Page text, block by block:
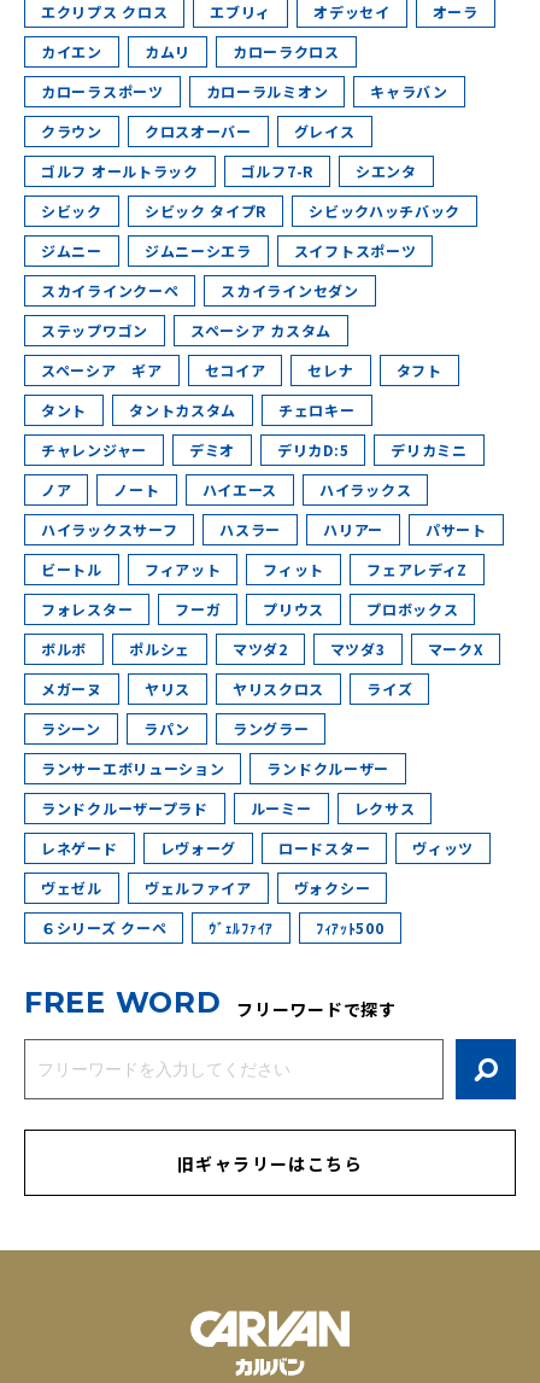
エクリプス クロス
エブリィ オデッセイ
オーラ
カイエン
カムリ
カローラクロス
カローラスポーツ
カローラルミオン
キャラバン
クラウン
クロスオーバー
グレイス
ゴルフ オールトラック
ゴルフ7-R
シエンタ
シビック
シビック タイプR
シビックハッチバック
ジムニー
ジムニーシエラ
スイフトスポーツ
スカイラインクーペ
スカイラインセダン
ステップワゴン
スペーシア カスタム
スペーシア ギア
セコイア セレナ
タフト
タント
タントカスタム
チェロキー
チャレンジャー
デミオ デリカD:5
デリカミニ
ノア
ノート ハイエース
ハイラックス
ハイラックスサーフ
ハスラー ハリアー
パサート
ビートル
フィアット フィット
フェアレディZ
フォレスター
フーガ プリウス
プロボックス
ボルボ
ポルシェ マツダ2 マツダ3
マークX
メガーヌ
ヤリス ヤリスクロス
ライズ
ラシーン
ラパン
ラングラー
ランサーエボリューション
ランドクルーザー
ランドクルーザープラド
ルーミー
レクサス
レネゲード
レヴォーグ ロードスター
ヴィッツ
ヴェゼル
ヴェルファイア
ヴォクシー
６シリーズ クーペ
ｳﾞｪﾙﾌｧｲｱ ﾌｨｱｯﾄ500
FREE WORD フリーワードで探す
旧ギャラリーはこちら